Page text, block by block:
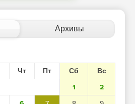
Архивы
Чт Пт Сб
Вс
1
2